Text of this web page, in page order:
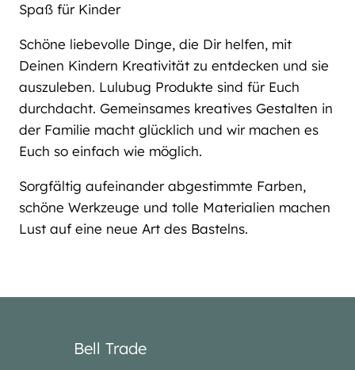
Spaß für Kinder
Schöne liebevolle Dinge, die Dir helfen, mit
Deinen Kindern Kreativität zu entdecken und sie
auszuleben. Lulubug Produkte sind für Euch
durchdacht. Gemeinsames kreatives Gestalten in
der Familie macht glücklich und wir machen es
Euch so einfach wie möglich.
Sorgfältig aufeinander abgestimmte Farben,
schöne Werkzeuge und tolle Materialien machen
Lust auf eine neue Art des Bastelns.
Bell Trade